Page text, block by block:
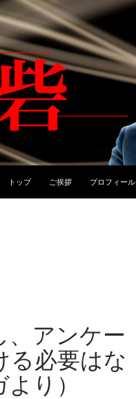
トップ ご挨拶 プロフィール
、アンケー
る必要はな
り）